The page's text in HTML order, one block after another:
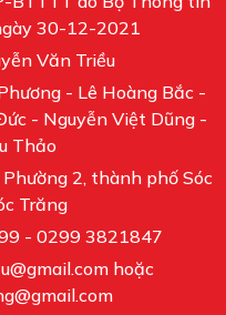
30-12-2021
Văn Triều
- Lê Hoàng Bắc -
- Nguyễn Việt Dũng -
Thảo
2, thành phố Sóc
Trăng
- 0299 3821847
hoặc